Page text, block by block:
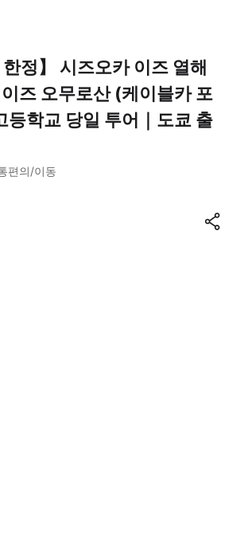
한정】 시즈오카 이즈 열해
즈 오무로산 (케이블카 포
등학교 당일 투어｜도쿄 출
편의/이동